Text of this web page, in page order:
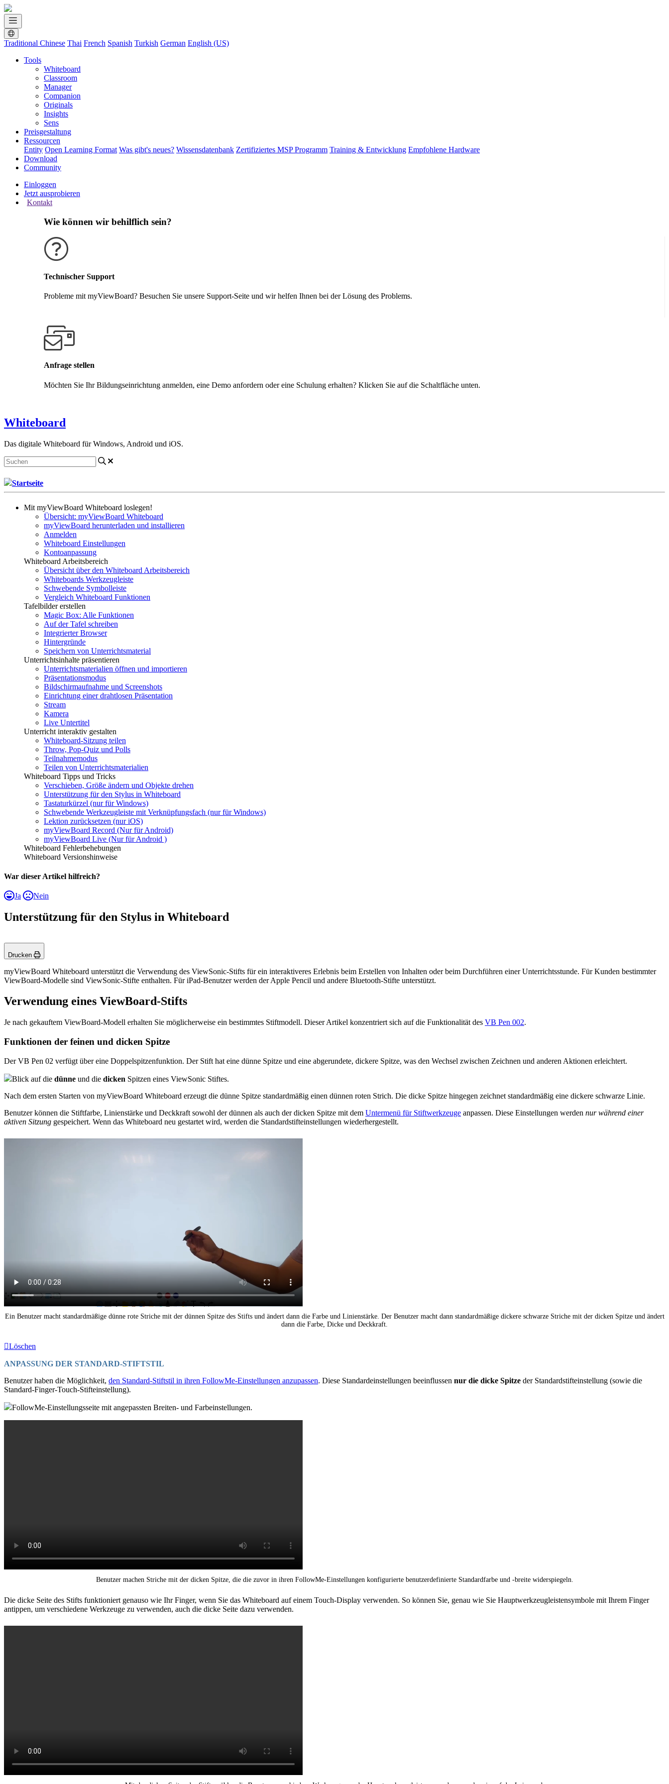
Traditional Chinese Thai French Spanish Turkish German English (US)
Tools
Whiteboard
Classroom
Manager
Companion
Originals
Insights
Sens
Preisgestaltung
Ressourcen
Entity Open Learning Format Was gibt's neues? Wissensdatenbank Zertifiziertes MSP Programm Training & Entwicklung Empfohlene Hardware
Download
Community
Einloggen
Jetzt ausprobieren
Kontakt
Wie können wir behilflich sein?
Technischer Support
Probleme mit myViewBoard? Besuchen Sie unsere Support-Seite und wir helfen Ihnen bei der Lösung des Problems.
Anfrage stellen
Möchten Sie Ihr Bildungseinrichtung anmelden, eine Demo anfordern oder eine Schulung erhalten? Klicken Sie auf die Schaltfläche unten.
Whiteboard
Das digitale Whiteboard für Windows, Android und iOS.
Startseite
Mit myViewBoard Whiteboard loslegen!
Übersicht: myViewBoard Whiteboard
myViewBoard herunterladen und installieren
Anmelden
Whiteboard Einstellungen
Kontoanpassung
Whiteboard Arbeitsbereich
Übersicht über den Whiteboard Arbeitsbereich
Whiteboards Werkzeugleiste
Schwebende Symbolleiste
Vergleich Whiteboard Funktionen
Tafelbilder erstellen
Magic Box: Alle Funktionen
Auf der Tafel schreiben
Integrierter Browser
Hintergründe
Speichern von Unterrichtsmaterial
Unterrichtsinhalte präsentieren
Unterrichtsmaterialien öffnen und importieren
Präsentationsmodus
Bildschirmaufnahme und Screenshots
Einrichtung einer drahtlosen Präsentation
Stream
Kamera
Live Untertitel
Unterricht interaktiv gestalten
Whiteboard-Sitzung teilen
Throw, Pop-Quiz und Polls
Teilnahmemodus
Teilen von Unterrichtsmaterialien
Whiteboard Tipps und Tricks
Verschieben, Größe ändern und Objekte drehen
Unterstützung für den Stylus in Whiteboard
Tastaturkürzel (nur für Windows)
Schwebende Werkzeugleiste mit Verknüpfungsfach (nur für Windows)
Lektion zurücksetzen (nur iOS)
myViewBoard Record (Nur für Android)
myViewBoard Live (Nur für Android )
Whiteboard Fehlerbehebungen
Whiteboard Versionshinweise
War dieser Artikel hilfreich?
Ja Nein
Unterstützung für den Stylus in Whiteboard
Drucken
myViewBoard Whiteboard unterstützt die Verwendung des ViewSonic-Stifts für ein interaktiveres Erlebnis beim Erstellen von Inhalten oder beim Durchführen einer Unterrichtsstunde. Für Kunden bestimmter
ViewBoard-Modelle sind ViewSonic-Stifte enthalten. Für iPad-Benutzer werden der Apple Pencil und andere Bluetooth-Stifte unterstützt.
Verwendung eines ViewBoard-Stifts
Je nach gekauftem ViewBoard-Modell erhalten Sie möglicherweise ein bestimmtes Stiftmodell. Dieser Artikel konzentriert sich auf die Funktionalität des VB Pen 002.
Funktionen der feinen und dicken Spitze
Der VB Pen 02 verfügt über eine Doppelspitzenfunktion. Der Stift hat eine dünne Spitze und eine abgerundete, dickere Spitze, was den Wechsel zwischen Zeichnen und anderen Aktionen erleichtert.
Blick auf die dünne und die dicken Spitzen eines ViewSonic Stiftes.
Nach dem ersten Starten von myViewBoard Whiteboard erzeugt die dünne Spitze standardmäßig einen dünnen roten Strich. Die dicke Spitze hingegen zeichnet standardmäßig eine dickere schwarze Linie.
Benutzer können die Stiftfarbe, Linienstärke und Deckkraft sowohl der dünnen als auch der dicken Spitze mit dem Untermenü für Stiftwerkzeuge anpassen. Diese Einstellungen werden nur während einer
aktiven Sitzung gespeichert. Wenn das Whiteboard neu gestartet wird, werden die Standardstifteinstellungen wiederhergestellt.
Ein Benutzer macht standardmäßige dünne rote Striche mit der dünnen Spitze des Stifts und ändert dann die Farbe und Linienstärke. Der Benutzer macht dann standardmäßige dickere schwarze Striche mit der dicken Spitze und ändert
dann die Farbe, Dicke und Deckkraft.
Löschen
ANPASSUNG DER STANDARD-STIFTSTIL
Benutzer haben die Möglichkeit, den Standard-Stiftstil in ihren FollowMe-Einstellungen anzupassen. Diese Standardeinstellungen beeinflussen nur die dicke Spitze der Standardstifteinstellung (sowie die
Standard-Finger-Touch-Stifteinstellung).
FollowMe-Einstellungsseite mit angepassten Breiten- und Farbeinstellungen.
Benutzer machen Striche mit der dicken Spitze, die die zuvor in ihren FollowMe-Einstellungen konfigurierte benutzerdefinierte Standardfarbe und -breite widerspiegeln.
Die dicke Seite des Stifts funktioniert genauso wie Ihr Finger, wenn Sie das Whiteboard auf einem Touch-Display verwenden. So können Sie, genau wie Sie Hauptwerkzeugleistensymbole mit Ihrem Finger
antippen, um verschiedene Werkzeuge zu verwenden, auch die dicke Seite dazu verwenden.